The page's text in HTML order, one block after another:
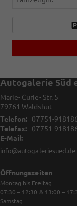
Autogalerie Süd
Marie- Curie- Str. 5
79761 Waldshut
Telefon:
07751-
Telefax:
07751-
E-Mail:
info@autogaleriesued.de
Öffnungszeiten
Montag bis Freitag
07:30 – 12:30 & 13:00 –
Samstag